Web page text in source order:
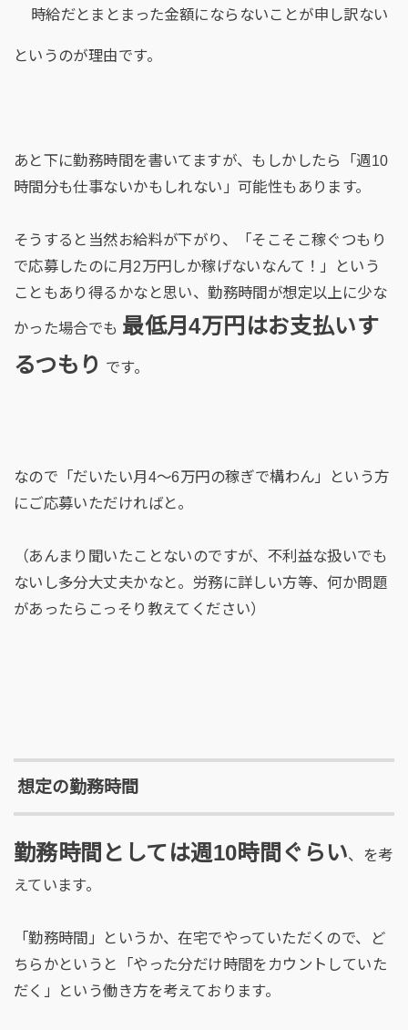
時給だとまとまった金額にならないことが申し訳ない
というのが理由です。
あと下に勤務時間を書いてますが、もしかしたら「週10
時間分も仕事ないかもしれない」可能性もあります。
そうすると当然お給料が下がり、「そこそこ稼ぐつもり
で応募したのに月2万円しか稼げないなんて！」という
こともあり得るかなと思い、勤務時間が想定以上に少な
かった場合でも 最低月4万円はお支払いす
るつもり です。
なので「だいたい月4～6万円の稼ぎで構わん」という方
にご応募いただければと。
（あんまり聞いたことないのですが、不利益な扱いでも
ないし多分大丈夫かなと。労務に詳しい方等、何か問題
があったらこっそり教えてください）
想定の勤務時間
勤務時間としては週10時間ぐらい、を考
えています。
「勤務時間」というか、在宅でやっていただくので、ど
ちらかというと「やった分だけ時間をカウントしていた
だく」という働き方を考えております。